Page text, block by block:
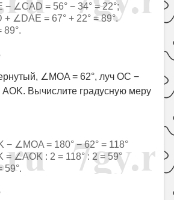
∠CAD = 56° − 34° = 22°;
∠DAE = 67° + 22° = 89°.
∠MOA = 62°, луч OC −
AOK. Вычислите градусную меру
∠MOA = 180° − 62° = 118°
∠AOK : 2 = 118° : 2 = 59°
59°.